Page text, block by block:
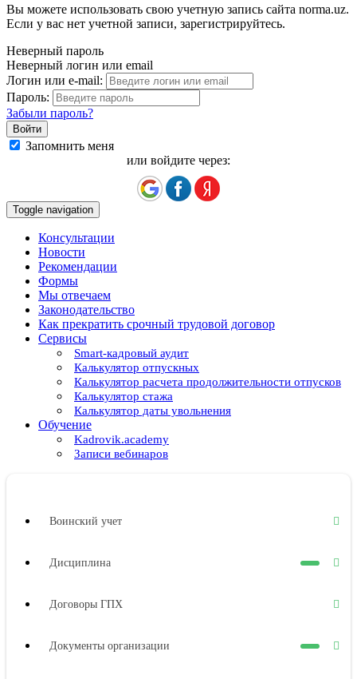
Вы можете использовать свою учетную запись сайта norma.uz.
Если у вас нет учетной записи, зарегистрируйтесь.
Неверный пароль
Неверный логин или email
Логин или e-mail:
Пароль:
Забыли пароль?
Запомнить меня
или войдите через:
Toggle navigation
Консультации
Новости
Рекомендации
Формы
Мы отвечаем
Законодательство
Как прекратить срочный трудовой договор
Сервисы
Smart-кадровый аудит
Калькулятор отпускных
Калькулятор расчета продолжительности отпусков
Калькулятор стажа
Калькулятор даты увольнения
Обучение
Kadrovik.academy
Записи вебинаров
Воинский учет
Дисциплина
Договоры ГПХ
Документы организации